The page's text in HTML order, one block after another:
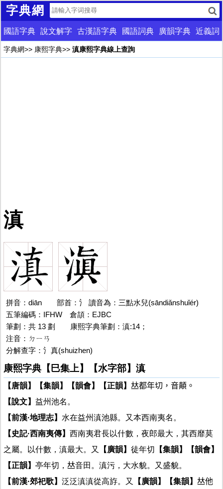
字典網
國語字典 說文解字 古漢語字典 國語詞典 廣韻字典 近義詞
字典網>> 康熙字典>> 滇康熙字典線上查詢
滇
拼音：diān
部首：氵 讀音為：三點水兒(sāndiǎnshuǐér)
五筆編碼：IFHW 倉頡：EJBC
筆劃：共 13 劃
康熙字典筆劃：滇:14；
注音：ㄉㄧㄢ
分解查字：氵真(shuizhen)
康熙字典【巳集上】【水字部】滇
【唐韻】 【集韻】 【韻會】 【正韻】 𠀤都年切，音顛。
【說文】 益州池名。
【前漢·地理志】 水在益州滇池縣。又本西南夷名。
【史記·西南夷傳】 西南夷君長以什數，夜郎最大，其西靡莫
之屬。以什數，滇最大。又
【廣韻】 徒年切 【集韻】
【韻會】
【正韻】 亭年切，𠀤音田。滇污，大水貌。又盛貌。
【前漢·郊祀歌】 泛泛滇滇從高斿。又 【廣韻】 【集韻】 𠀤他